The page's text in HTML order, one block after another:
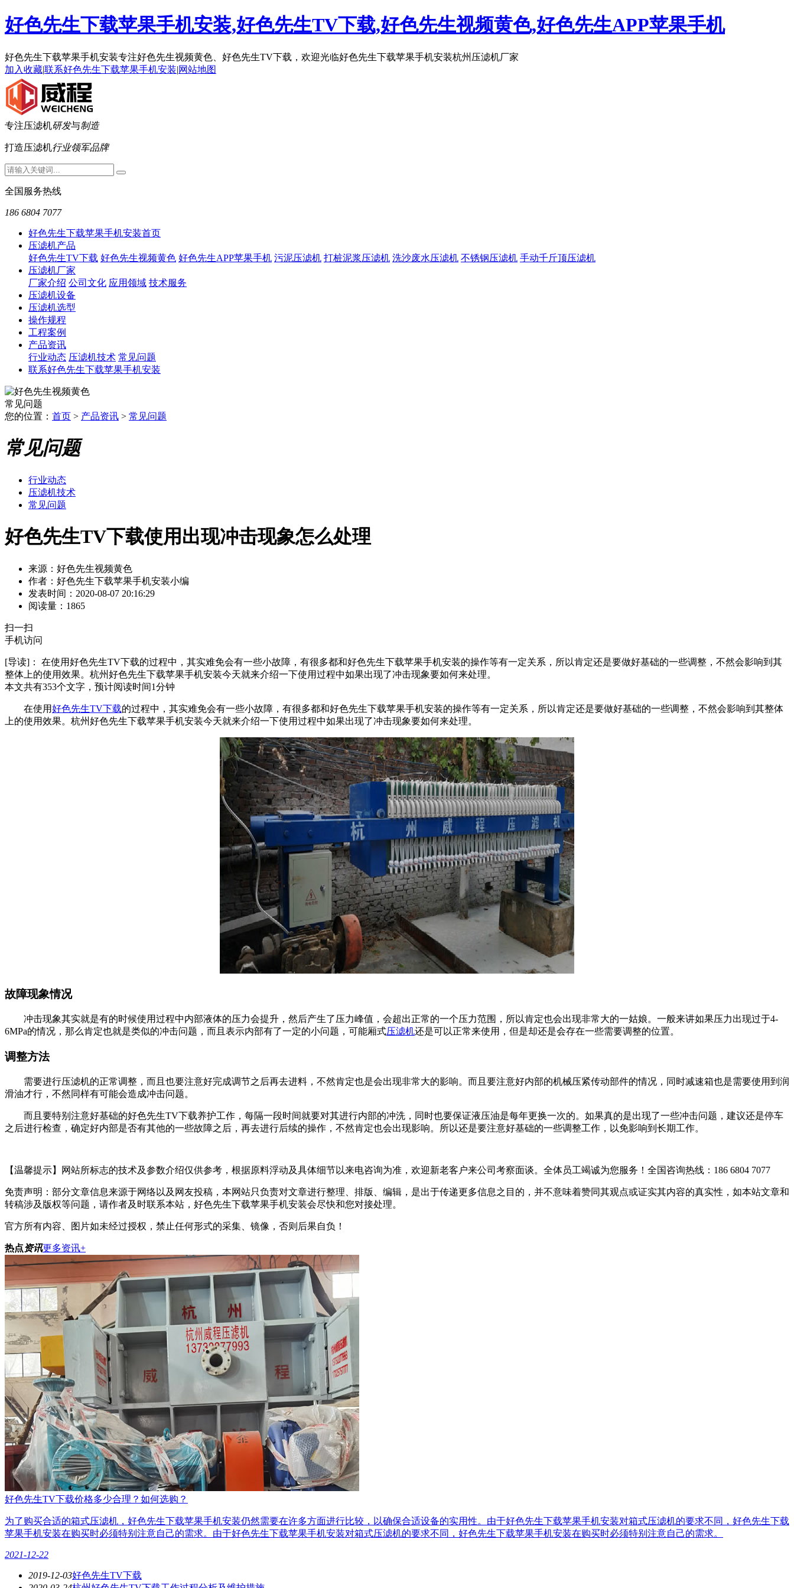
好色先生下载苹果手机安装,好色先生TV下载,好色先生视频黄色,好色先生APP苹果手机
好色先生下载苹果手机安装专注好色先生视频黄色、好色先生TV下载，欢迎光临好色先生下载苹果手机安装杭州压滤机厂家
加入收藏|联系好色先生下载苹果手机安装|网站地图
专注压滤机研发与制造
打造压滤机行业领军品牌
全国服务热线
186 6804 7077
好色先生下载苹果手机安装首页
压滤机产品
好色先生TV下载 好色先生视频黄色 好色先生APP苹果手机 污泥压滤机 打桩泥浆压滤机 洗沙废水压滤机 不锈钢压滤机 手动千斤顶压滤机
压滤机厂家
厂家介绍 公司文化 应用领域 技术服务
压滤机设备
压滤机选型
操作规程
工程案例
产品资讯
行业动态 压滤机技术 常见问题
联系好色先生下载苹果手机安装
常见问题
您的位置： 首页 > 产品资讯 > 常见问题
常见问题
行业动态
压滤机技术
常见问题
好色先生TV下载使用出现冲击现象怎么处理
来源：好色先生视频黄色
作者：好色先生下载苹果手机安装小编
发表时间：2020-08-07 20:16:29
阅读量：1865
扫一扫
手机访问
[导读]：
在使用好色先生TV下载的过程中，其实难免会有一些小故障，有很多都和好色先生下载苹果手机安装的操作等有一定关系，所以肯定还是要做好基础的一些调整，不然会影响到其
整体上的使用效果。杭州好色先生下载苹果手机安装今天就来介绍一下使用过程中如果出现了冲击现象要如何来处理。
本文共有353个文字，预计阅读时间1分钟
在使用好色先生TV下载的过程中，其实难免会有一些小故障，有很多都和好色先生下载苹果手机安装的操作等有一定关系，所以肯定还是要做好基础的一些调整，不然会影响到其整体
上的使用效果。杭州好色先生下载苹果手机安装今天就来介绍一下使用过程中如果出现了冲击现象要如何来处理。
故障现象情况
冲击现象其实就是有的时候使用过程中内部液体的压力会提升，然后产生了压力峰值，会超出正常的一个压力范围，所以肯定也会出现非常大的一姑娘。一般来讲如果压力出现过于4-
6MPa的情况，那么肯定也就是类似的冲击问题，而且表示内部有了一定的小问题，可能厢式压滤机还是可以正常来使用，但是却还是会存在一些需要调整的位置。
调整方法
需要进行压滤机的正常调整，而且也要注意好完成调节之后再去进料，不然肯定也是会出现非常大的影响。而且要注意好内部的机械压紧传动部件的情况，同时减速箱也是需要使用到润
滑油才行，不然同样有可能会造成冲击问题。
而且要特别注意好基础的好色先生TV下载养护工作，每隔一段时间就要对其进行内部的冲洗，同时也要保证液压油是每年更换一次的。如果真的是出现了一些冲击问题，建议还是停车
之后进行检查，确定好内部是否有其他的一些故障之后，再去进行后续的操作，不然肯定也会出现影响。所以还是要注意好基础的一些调整工作，以免影响到长期工作。
【温馨提示】网站所标志的技术及参数介绍仅供参考，根据原料浮动及具体细节以来电咨询为准，欢迎新老客户来公司考察面谈。全体员工竭诚为您服务！ 全国咨询热线：186 6804 7077
免责声明：部分文章信息来源于网络以及网友投稿，本网站只负责对文章进行整理、排版、编辑，是出于传递更多信息之目的，并不意味着赞同其观点或证实其内容的真实性，如本站文章和
转稿涉及版权等问题，请作者及时联系本站，好色先生下载苹果手机安装会尽快和您对接处理。
官方所有内容、图片如未经过授权，禁止任何形式的采集、镜像，否则后果自负！
热点资讯更多资讯+
好色先生TV下载价格多少合理？如何选购？
为了购买合适的箱式压滤机，好色先生下载苹果手机安装仍然需要在许多方面进行比较，以确保合适设备的实用性。由于好色先生下载苹果手机安装对箱式压滤机的要求不同，好色先生下载
苹果手机安装在购买时必须特别注意自己的需求。由于好色先生下载苹果手机安装对箱式压滤机的要求不同，好色先生下载苹果手机安装在购买时必须特别注意自己的需求。
2021-12-22
2019-12-03好色先生TV下载